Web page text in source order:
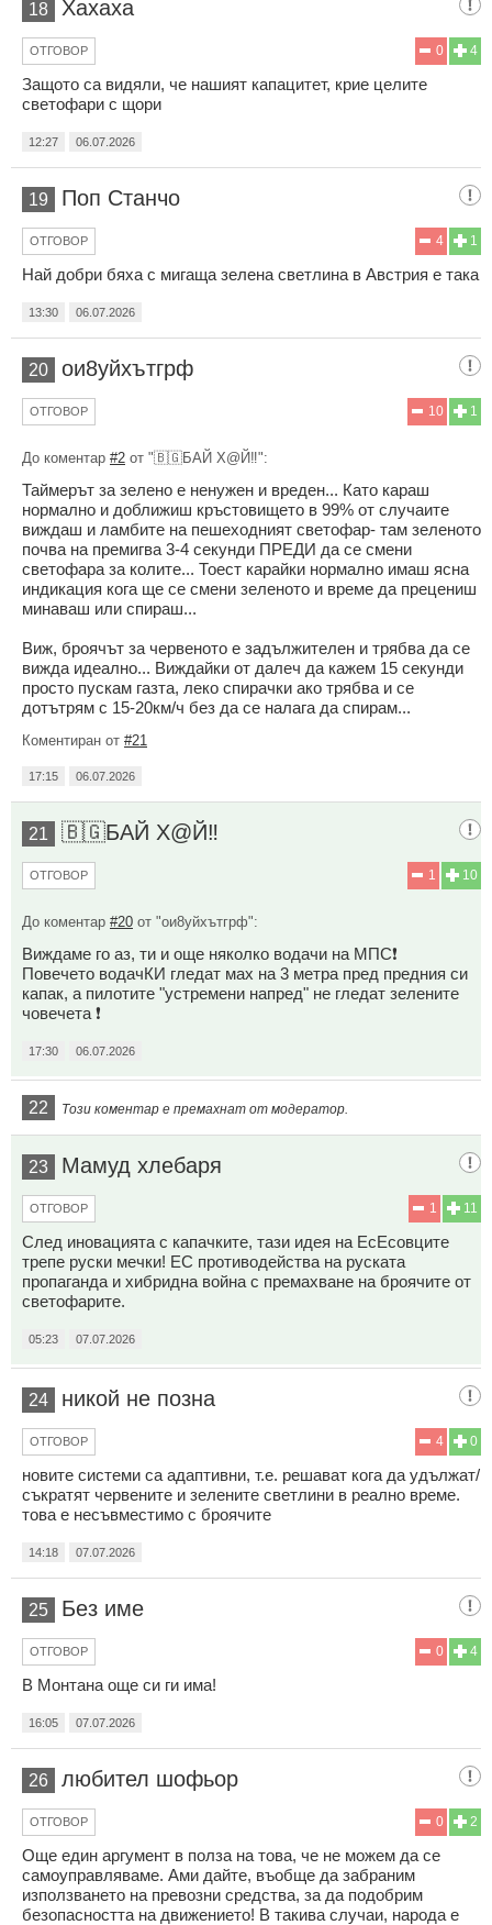
18 Хахаха
4
0
ОТГОВОР
Защото са видяли, че нашият капацитет, крие целите
светофари с щори
12:27 06.07.2026
19 Поп Станчо
1
4
ОТГОВОР
Най добри бяха с мигаща зелена светлина в Австрия е така
13:30 06.07.2026
20 ои8уйхътгрф
1
10
ОТГОВОР
До коментар #2 от "🇧🇬БАЙ Х@Й‼️":
Таймерът за зелено е ненужен и вреден... Като караш
нормално и доближиш кръстовището в 99% от случаите
виждаш и ламбите на пешеходният светофар- там зеленото
почва на премигва 3-4 секунди ПРЕДИ да се смени
светофара за колите... Тоест карайки нормално имаш ясна
индикация кога ще се смени зеленото и време да прецениш
минаваш или спираш...
Виж, броячът за червеното е задължителен и трябва да се
вижда идеално... Виждайки от далеч да кажем 15 секунди
просто пускам газта, леко спирачки ако трябва и се
дотътрям с 15-20км/ч без да се налага да спирам...
Коментиран от #21
17:15 06.07.2026
21 🇧🇬БАЙ Х@Й‼️
10
1
ОТГОВОР
До коментар #20 от "ои8уйхътгрф":
Виждаме го аз, ти и още няколко водачи на МПС❗
Повечето водачКИ гледат мах на 3 метра пред предния си
капак, а пилотите "устремени напред" не гледат зелените
човечета ❗
17:30 06.07.2026
22 Този коментар е премахнат от модератор.
23 Мамуд хлебаря
11
1
ОТГОВОР
След иновацията с капачките, тази идея на ЕсЕсовците
трепе руски мечки! ЕС противодейства на руската
пропаганда и хибридна война с премахване на броячите от
светофарите.
05:23 07.07.2026
24 никой не позна
0
4
ОТГОВОР
новите системи са адаптивни, т.е. решават кога да удължат/
съкратят червените и зелените светлини в реално време.
това е несъвместимо с броячите
14:18 07.07.2026
25 Без име
4
0
ОТГОВОР
В Монтана още си ги има!
16:05 07.07.2026
26 любител шофьор
2
0
ОТГОВОР
Още един аргумент в полза на това, че не можем да се
самоуправляваме. Ами дайте, въобще да забраним
използването на превозни средства, за да подобрим
безопасността на движението! В такива случаи, народа е